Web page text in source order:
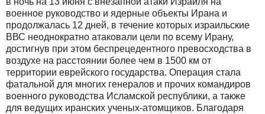
военное руководство и ядерные объекты Ирана и
продолжалась 12 дней, в течение которых израильские
ВВС неоднократно атаковали цели по всему Ирану,
достигнув при этом беспрецедентного превосходства в
воздухе на расстоянии более чем в 1500 км от
территории еврейского государства. Операция стала
фатальной для многих генералов и прочих командиров
военного руководства Исламской республики, а также
для ведущих иранских ученых-атомщиков. Благодаря